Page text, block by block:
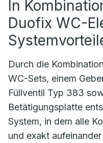
In
Duofix WC-
Durch die
WC-Sets, einem
Füllventil Typ 383
Betätigungsplatte
System, in dem alle
und exakt